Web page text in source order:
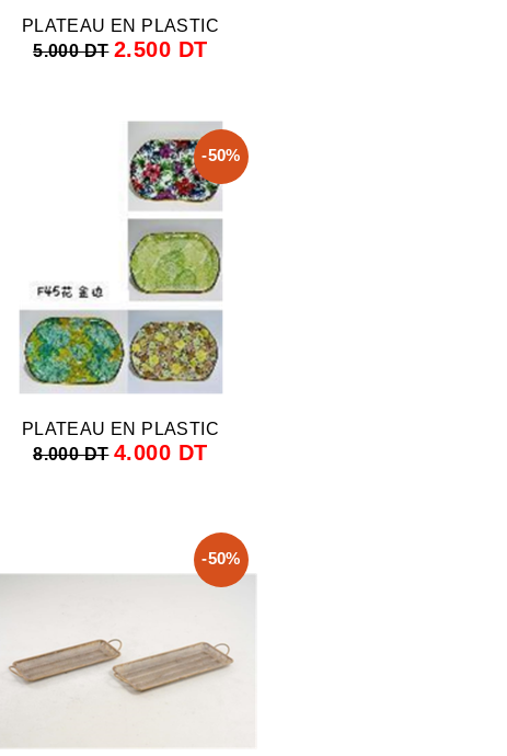
PLATEAU EN PLASTIC
5.000 DT 2.500 DT
-50%
PLATEAU EN PLASTIC
8.000 DT 4.000 DT
-50%